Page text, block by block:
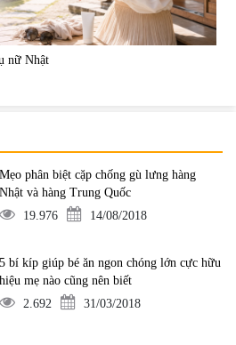
nữ Nhật
Mẹo phân biệt cặp chống gù lưng hàng
Nhật và hàng Trung Quốc
19.976
14/08/2018
5 bí kíp giúp bé ăn ngon chóng lớn cực hữu
hiệu mẹ nào cũng nên biết
2.692
31/03/2018